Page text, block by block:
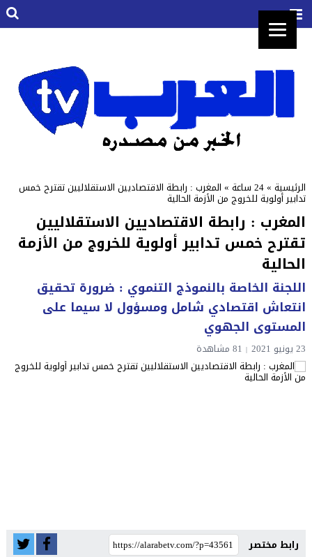
الرئيسية »24 ساعة »المغرب : رابطة الاقتصاديين الاستقلاليين تقترح خمس
تدابير أولوية للخروج من الأزمة الحالية
المغرب : رابطة الاقتصاديين الاستقلاليين
تقترح خمس تدابير أولوية للخروج من الأزمة
الحالية
اللجنة الخاصة بالنموذج التنموي : ضرورة تحقيق
انتعاش اقتصادي شامل ومسؤول لا سيما على
المستوى الجهوي
23 يونيو 2021 81 مشاهدة
رابط مختصر